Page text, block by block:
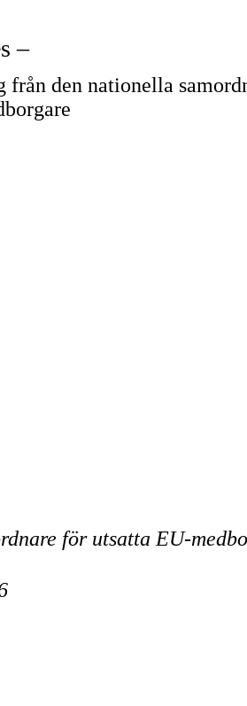
–
från den nationella
för utsatta EU-